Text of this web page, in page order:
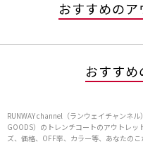
おすすめの
おすすめ
RUNWAY channel（ランウェイチャンネ
GOODS）のトレンチコートのアウトレ
ズ、価格、OFF率、カラー等、あなたの